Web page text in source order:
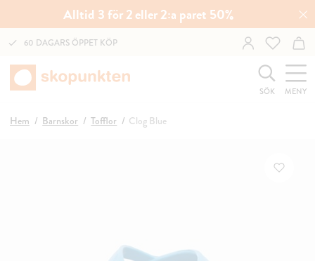
Alltid 3 för 2 eller 2:a paret 50%
60 DAGARS ÖPPET KÖP
SÖK MENY
Hem Barnskor Tofflor Clog Blue